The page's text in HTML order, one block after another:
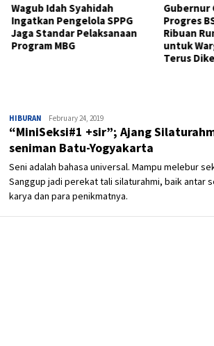
Wagub Idah Syahidah
Ingatkan Pengelola SPPG
Jaga Standar Pelaksanaan
Program MBG
Gubernur
Progres
Ribuan
untuk
Terus
HIBURAN Admin
February 24, 2019
“MiniSeksi#1 +sir”; Ajang
seniman Batu-Yogyakarta
Seni adalah bahasa universal. Mampu melebur
Sanggup jadi perekat tali silaturahmi, baik antar
karya dan para penikmatnya.